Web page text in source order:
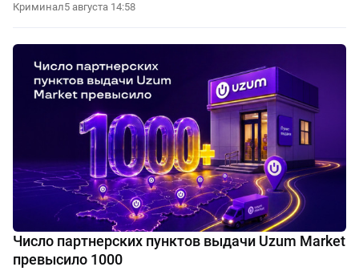
Криминал5 августа 14:58
Число партнерских пунктов выдачи Uzum Market
превысило 1000